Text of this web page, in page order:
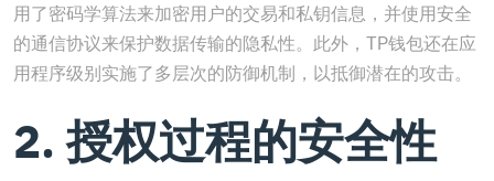
用了密码学算法来加密用户的交易和私钥信息，并使用安全
的通信协议来保护数据传输的隐私性。此外，TP钱包还在应
用程序级别实施了多层次的防御机制，以抵御潜在的攻击。
2. 授权过程的安全性